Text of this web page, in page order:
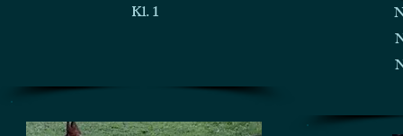
Kl. 1